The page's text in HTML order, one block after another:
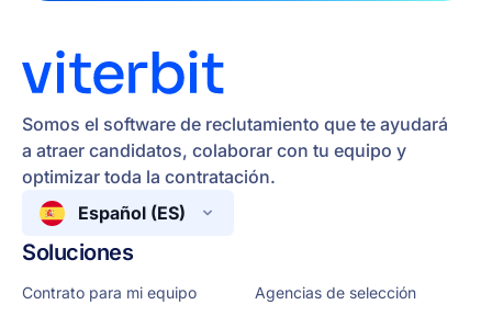
Somos el software de reclutamiento que te ayudará
a atraer candidatos, colaborar con tu equipo y
optimizar toda la contratación.
Español (ES)
Soluciones
Contrato para mi equipo
Agencias de selección